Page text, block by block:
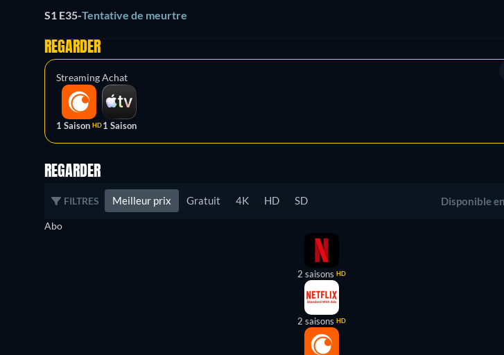
S1 E35-Tentative de meurtre
REGARDER
Streaming
1 Saison HD
Achat
1 Saison
REGARDER
FILTRES Meilleur prix Gratuit 4K HD SD Disponible
Abo
2 saisons HD
2 saisons HD